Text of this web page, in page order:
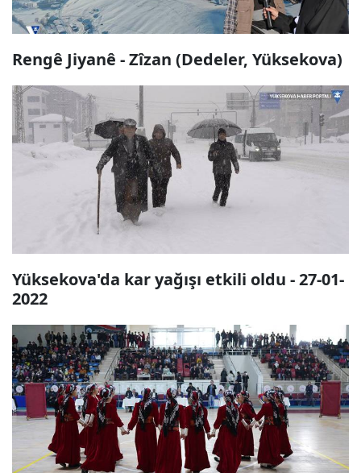
Rengê Jiyanê - Zîzan (Dedeler, Yüksekova)
Yüksekova'da kar yağışı etkili oldu - 27-01-
2022